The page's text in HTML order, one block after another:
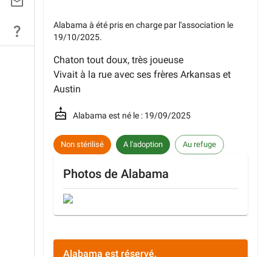
Alabama à été pris en charge par l'association le
19/10/2025.
Chaton tout doux, très joueuse
Vivait à la rue avec ses frères Arkansas et
Austin
Alabama est né le : 19/09/2025
Non stérilisé A l'adoption Au refuge
Photos de Alabama
Alabama est réservé.